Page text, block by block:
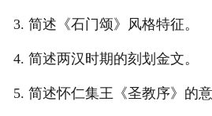
3. 简述《石门颂》风格特征。
4. 简述两汉时期的刻划金文。
5. 简述怀仁集王《圣教序》的意